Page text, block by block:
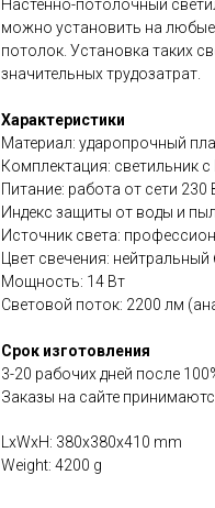
Настенно-потолочный
можно установить на
потолок. Установка таких
значительных трудозатрат.
Характеристики
Материал: ударопрочный
Комплектация: светильник
Питание: работа от сети 230
Индекс защиты от воды и
Источник света:
Цвет свечения:
Мощность: 14 Вт
Световой поток: 2200 лм
Срок изготовления
3-20 рабочих дней после
Заказы на сайте
LxWxH: 380x380x410 mm
Weight: 4200 g